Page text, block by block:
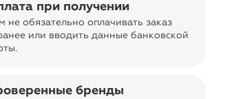
при получении
не обязательно оплачивать заказ
или вводить данные банковской
бренды
и ответим